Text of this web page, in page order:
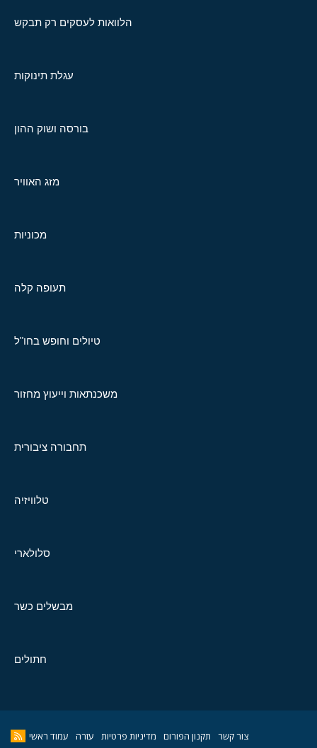
הלוואות לעסקים רק תבקש
עגלת תינוקות
בורסה ושוק ההון
מזג האוויר
מכוניות
תעופה קלה
טיולים וחופש בחו"ל
משכנתאות וייעוץ מחזור
תחבורה ציבורית
טלוויזיה
סלולארי
מבשלים כשר
חתולים
צור קשר תקנון הפורום מדיניות פרטיות עזרה עמוד ראשי